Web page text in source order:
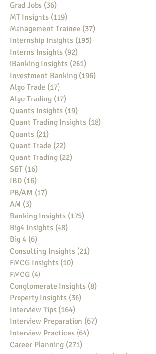
Grad Jobs (36)
MT Insights (119)
Management Trainee (37)
Internship Insights (195)
Interns Insights (92)
iBanking Insights (261)
Investment Banking (196)
Algo Trade (17)
Algo Trading (17)
Quants Insights (19)
Quant Trading Insights (18)
Quants (21)
Quant Trade (22)
Quant Trading (22)
S&T (16)
IBD (16)
PB/AM (17)
AM (3)
Banking Insights (175)
Big4 Insights (48)
Big 4 (6)
Consulting Insights (21)
FMCG Insights (10)
FMCG (4)
Conglomerate Insights (8)
Property Insights (36)
Interview Tips (164)
Interview Preparation (67)
Interview Practices (64)
Career Planning (271)